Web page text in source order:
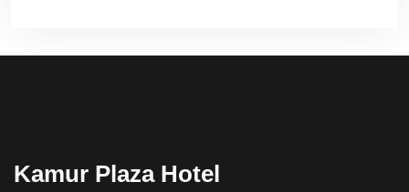
Kamur Plaza Hotel